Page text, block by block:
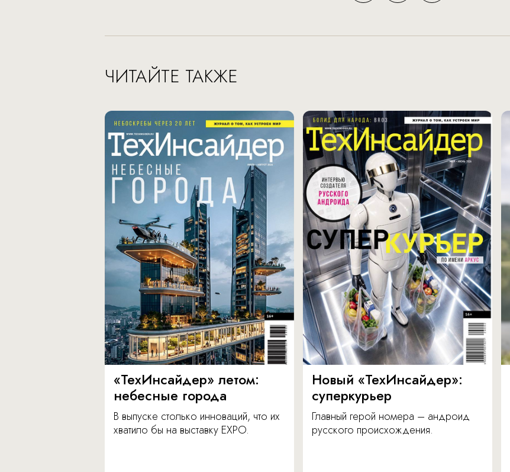
ЧИТАЙТЕ ТАКЖЕ
«ТехИнсайдер» летом:
небесные города
В выпуске столько инноваций, что их
хватило бы на выставку EXPO.
Новый «ТехИнсайдер»:
суперкурьер
Главный герой номера – андроид
русского происхождения.